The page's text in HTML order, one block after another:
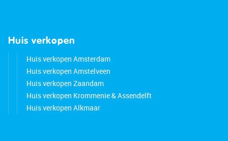
Huis verkopen
Huis verkopen Amsterdam
Huis verkopen Amstelveen
Huis verkopen Zaandam
Huis verkopen Krommenie & Assendelft
Huis verkopen Alkmaar